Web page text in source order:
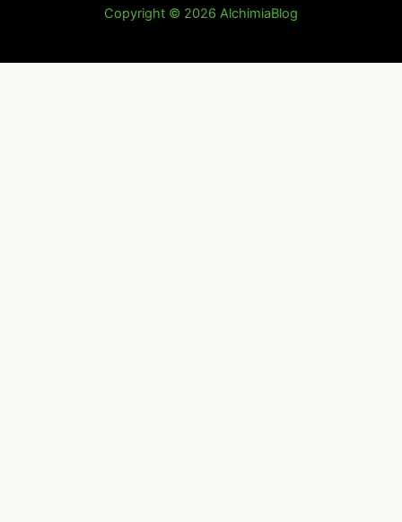
Copyright © 2026 AlchimiaBlog